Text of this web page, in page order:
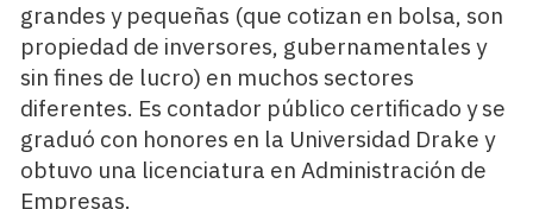
grandes y pequeñas (que cotizan en bolsa, son
propiedad de inversores, gubernamentales y
sin fines de lucro) en muchos sectores
diferentes. Es contador público certificado y se
graduó con honores en la Universidad Drake y
obtuvo una licenciatura en Administración de
Empresas.